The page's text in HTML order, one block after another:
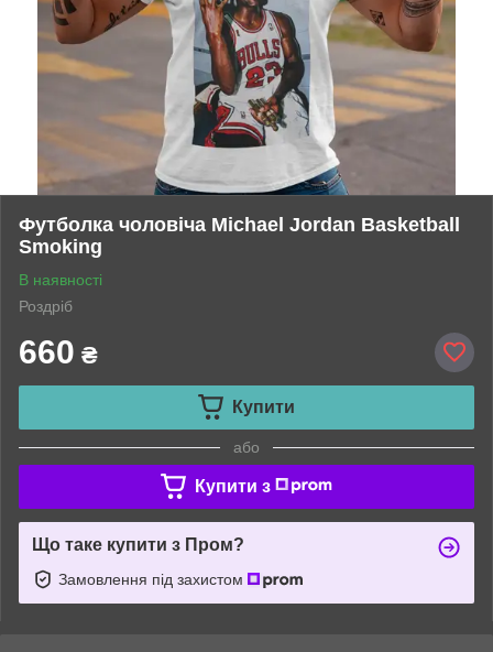
Футболка чоловіча Michael Jordan Basketball
Smoking
В наявності
Роздріб
660 ₴
Купити
або
Купити з
Що таке купити з Пром?
Замовлення під захистом